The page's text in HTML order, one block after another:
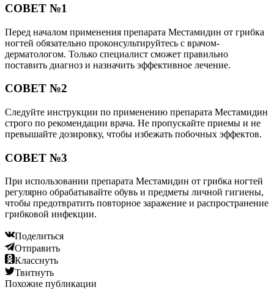
СОВЕТ №1
Перед началом применения препарата Местамидин от грибка
ногтей обязательно проконсультируйтесь с врачом-
дерматологом. Только специалист сможет правильно
поставить диагноз и назначить эффективное лечение.
СОВЕТ №2
Следуйте инструкции по применению препарата Местамидин
строго по рекомендации врача. Не пропускайте приемы и не
превышайте дозировку, чтобы избежать побочных эффектов.
СОВЕТ №3
При использовании препарата Местамидин от грибка ногтей
регулярно обрабатывайте обувь и предметы личной гигиены,
чтобы предотвратить повторное заражение и распространение
грибковой инфекции.
Поделиться
Отправить
Класснуть
Твитнуть
Похожие публикации